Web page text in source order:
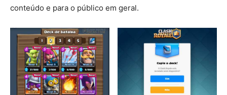
conteúdo e para o público em geral.